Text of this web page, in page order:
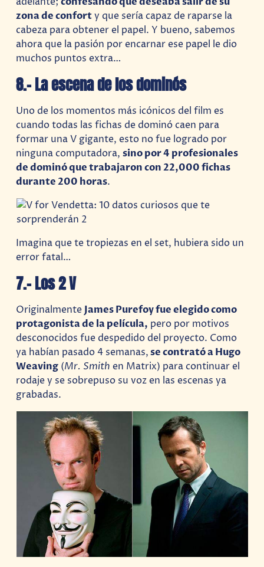
zona de conforty que sería capaz de raparse la
cabeza para obtener el papel. Y bueno, sabemos
ahora que la pasión por encarnar ese papel le dio
muchos puntos extra…
8.- La escena de los dominós
Uno de los momentos más icónicos del film es
cuando todas las fichas de dominó caen para
formar una V gigante, esto no fue logrado por
ninguna computadora,sino por 4 profesionales
de dominó que trabajaron con 22,000 fichas
durante 200 horas.
Imagina que te tropiezas en el set, hubiera sido un
error fatal…
7.- Los 2 V
Originalmente James Purefoy fue elegido como
protagonista de la película, pero por motivos
desconocidos fue despedido del proyecto. Como
ya habían pasado 4 semanas,se contrató a Hugo
Weaving (Mr. Smith en Matrix) para continuar el
rodaje y se sobrepuso su voz en las escenas ya
grabadas.